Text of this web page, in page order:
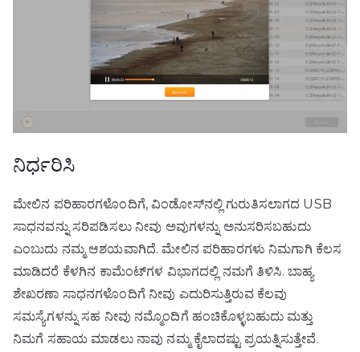
ನಿರ್ಧರಿಸಿ
ಮೇಲಿನ ಪರಿಹಾರಗಳೊಂದಿಗೆ, ವಿಂಡೋಸ್‌ನಲ್ಲಿ ಗುರುತಿಸಲಾಗದ USB
ಸಾಧನವನ್ನು ಸರಿಪಡಿಸಲು ನೀವು ಅವುಗಳನ್ನು ಅನುಸರಿಸಬಹುದು
ಎಂಬುದು ನಮ್ಮ ಆಶಯವಾಗಿದೆ. ಮೇಲಿನ ಪರಿಹಾರಗಳು ನಿಮಗಾಗಿ ಕೆಲಸ
ಮಾಡಿದರೆ ಕೆಳಗಿನ ಕಾಮೆಂಟ್‌ಗಳ ವಿಭಾಗದಲ್ಲಿ ನಮಗೆ ತಿಳಿಸಿ. ಬಾಹ್ಯ
ಶೇಖರಣಾ ಸಾಧನಗಳೊಂದಿಗೆ ನೀವು ಎದುರಿಸುತ್ತಿರುವ ಕೆಲವು
ಸಮಸ್ಯೆಗಳನ್ನು ಸಹ ನೀವು ನಮ್ಮೊಂದಿಗೆ ಹಂಚಿಕೊಳ್ಳಬಹುದು ಮತ್ತು
ನಿಮಗೆ ಸಹಾಯ ಮಾಡಲು ನಾವು ನಮ್ಮ ಕೈಲಾದಷ್ಟು ಪ್ರಯತ್ನಿಸುತ್ತೇವೆ.